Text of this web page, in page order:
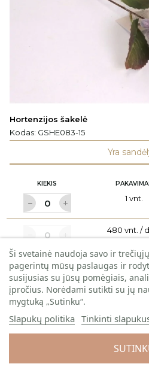
Hortenzijos šakelė
Kodas: GSHE083-15
Yra
KIEKIS
1 vnt.
480 vnt. /
Į
NAUJIENA
Ši svetainė naudoja savo ir
pagerintų mūsų paslaugas ir
susijusias su jūsų pomėgiais,
įpročius. Norėdami sutikti su jų
mygtuką „Sutinku“.
Slapukų politika Tinkinti